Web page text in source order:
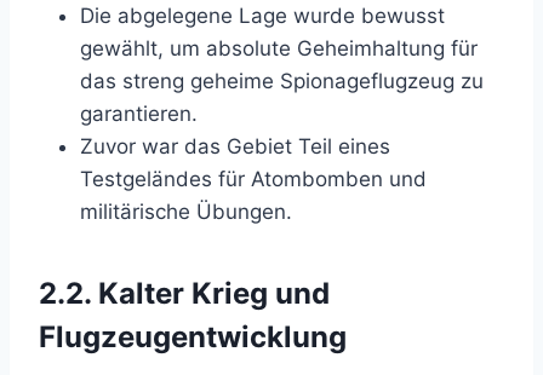
Die abgelegene Lage wurde bewusst
gewählt, um absolute Geheimhaltung für
das streng geheime Spionageflugzeug zu
garantieren.
Zuvor war das Gebiet Teil eines
Testgeländes für Atombomben und
militärische Übungen.
2.2. Kalter Krieg und
Flugzeugentwicklung